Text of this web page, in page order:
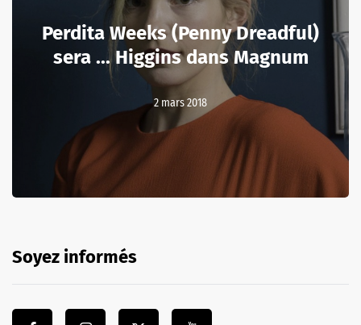
Perdita Weeks (Penny Dreadful)
sera ... Higgins dans Magnum
2 mars 2018
Soyez informés